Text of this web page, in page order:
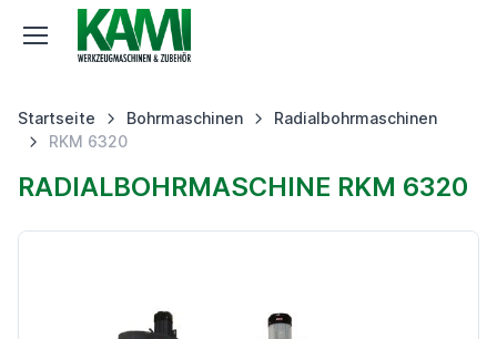
Startseite Bohrmaschinen
Radialbohrmaschinen
RKM 6320
RADIALBOHRMASCHINE RKM 6320